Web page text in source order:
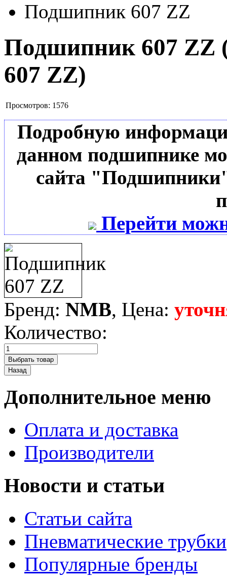
Подшипник 607 ZZ
Подшипник 607 ZZ
607 ZZ)
Просмотров: 1576
Подробную
данном подшипнике
сайта
Перейти
Бренд: NMB, Цена:
Количество:
Дополнительное меню
Оплата и доставка
Производители
Новости и статьи
Статьи сайта
Пневматические трубки
Популярные бренды